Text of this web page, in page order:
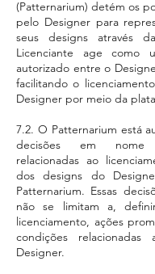
(Patternarium) detém os
pelo Designer para
seus designs através
Licenciante age como
autorizado entre o
facilitando o
Designer por meio da
7.2. O Patternarium está
decisões em
relacionadas ao
dos designs do
Patternarium. Essas
não se limitam a,
licenciamento, ações
condições
Designer.